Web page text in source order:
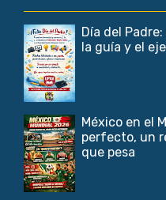
Día del
la guía y el
México en el
perfecto, un
que pesa